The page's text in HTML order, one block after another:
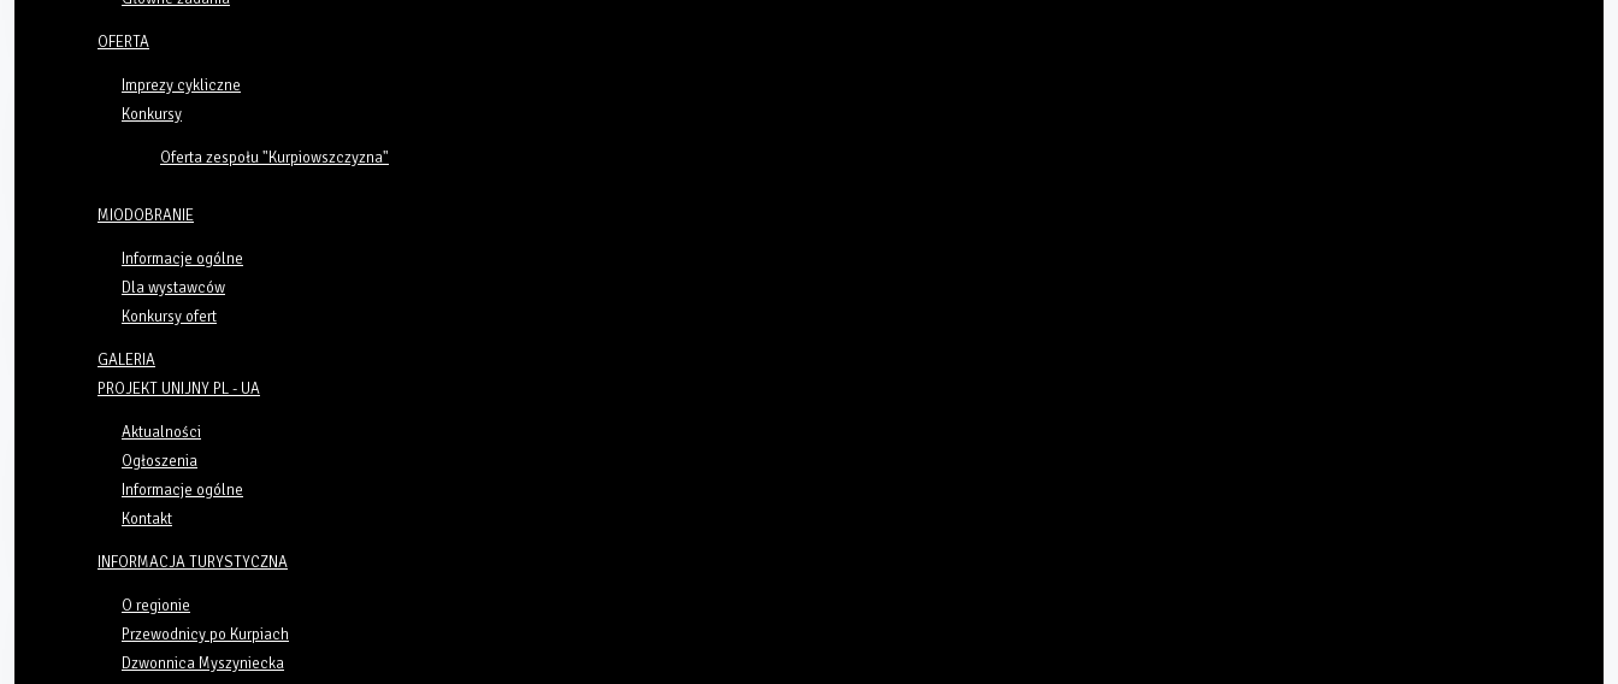
OFERTA
Imprezy cykliczne
Konkursy
Oferta zespołu "Kurpiowszczyzna"
MIODOBRANIE
Informacje ogólne
Dla wystawców
Konkursy ofert
GALERIA
PROJEKT UNIJNY PL - UA
Aktualności
Ogłoszenia
Informacje ogólne
Kontakt
INFORMACJA TURYSTYCZNA
O regionie
Przewodnicy po Kurpiach
Dzwonnica Myszyniecka